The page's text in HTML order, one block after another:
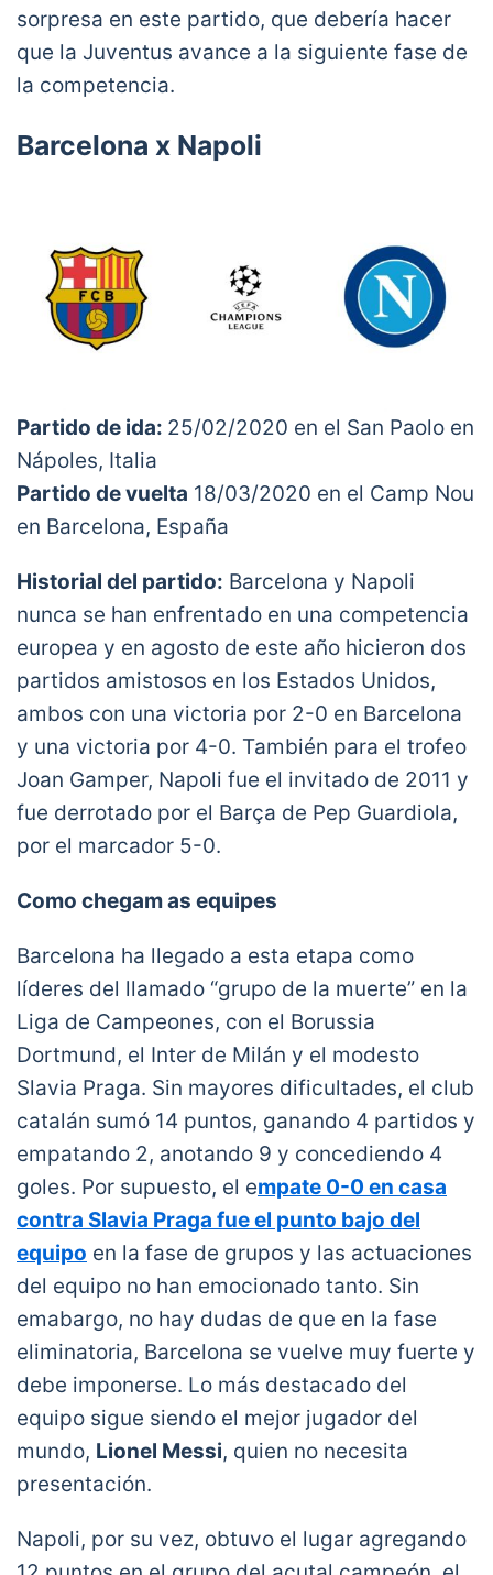
sorpresa en este partido, que debería hacer
que la Juventus avance a la siguiente fase de
la competencia.
Barcelona x Napoli
Partido de ida: 25/02/2020 en el San Paolo en
Nápoles, Italia
Partido de vuelta 18/03/2020 en el Camp Nou
en Barcelona, España
Historial del partido: Barcelona y Napoli
nunca se han enfrentado en una competencia
europea y en agosto de este año hicieron dos
partidos amistosos en los Estados Unidos,
ambos con una victoria por 2-0 en Barcelona
y una victoria por 4-0. También para el trofeo
Joan Gamper, Napoli fue el invitado de 2011 y
fue derrotado por el Barça de Pep Guardiola,
por el marcador 5-0.
Como chegam as equipes
Barcelona ha llegado a esta etapa como
líderes del llamado “grupo de la muerte” en la
Liga de Campeones, con el Borussia
Dortmund, el Inter de Milán y el modesto
Slavia Praga. Sin mayores dificultades, el club
catalán sumó 14 puntos, ganando 4 partidos y
empatando 2, anotando 9 y concediendo 4
goles. Por supuesto, el empate 0-0 en casa
contra Slavia Praga fue el punto bajo del
equipo en la fase de grupos y las actuaciones
del equipo no han emocionado tanto. Sin
emabargo, no hay dudas de que en la fase
eliminatoria, Barcelona se vuelve muy fuerte y
debe imponerse. Lo más destacado del
equipo sigue siendo el mejor jugador del
mundo, Lionel Messi, quien no necesita
presentación.
Napoli, por su vez, obtuvo el lugar agregando